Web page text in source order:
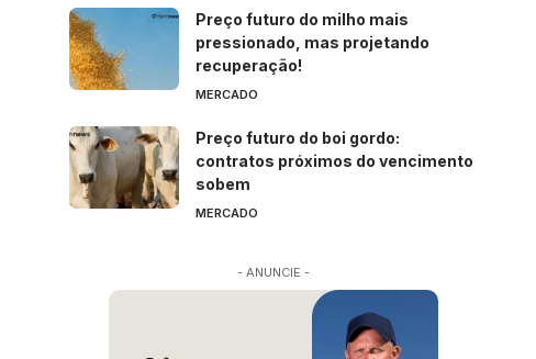
Preço futuro do milho mais
pressionado, mas projetando
recuperação!
MERCADO
Preço futuro do boi gordo:
contratos próximos do vencimento
sobem
MERCADO
- ANUNCIE -